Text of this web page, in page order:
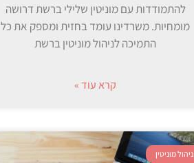
להתמודדות עם מוניטין שלילי ברשת דרושה
מומחיות. משרדינו עומד בחזית ומספק את כל
התמיכה לניהול מוניטין ברשת
קרא עוד »
ניהול מוניטין